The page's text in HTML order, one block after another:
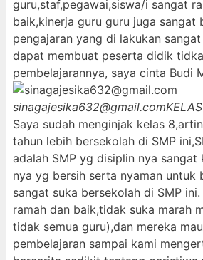
guru,staf,pegawai,siswa/i sangat
baik,kinerja guru guru juga sangat
pengajaran yang di lakukan
dapat membuat peserta didik
pembelajarannya, saya cinta Budi
sinagajesika632@gmail.com
Saya sudah menginjak kelas
tahun lebih bersekolah di SMP
adalah SMP yg disiplin nya sangat
nya yg bersih serta nyaman untuk
sangat suka bersekolah di SMP
ramah dan baik,tidak suka marah
tidak semua guru),dan mereka
pembelajaran sampai kami